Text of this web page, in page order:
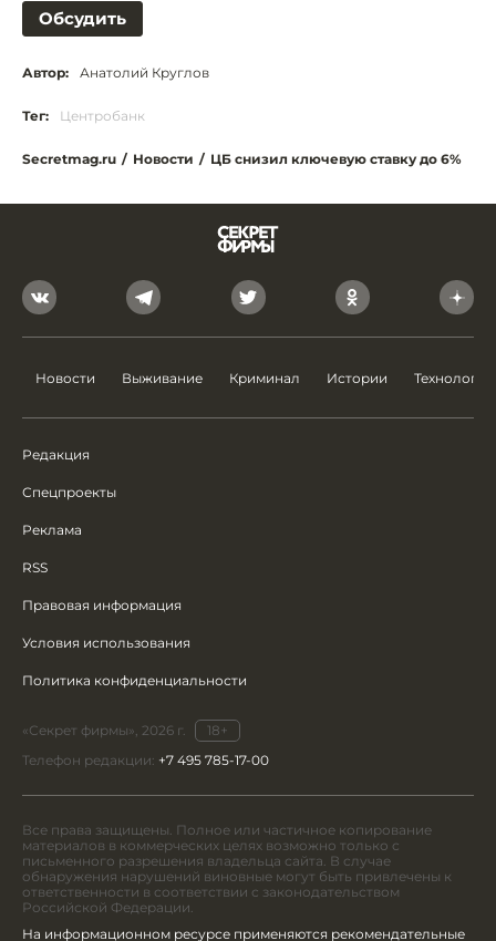
Обсудить
Автор: Анатолий Круглов
Тег: Центробанк
Secretmag.ru / Новости / ЦБ снизил ключевую ставку до 6%
Новости Выживание Криминал Истории Технологии
Редакция
Спецпроекты
Реклама
RSS
Правовая информация
Условия использования
Политика конфиденциальности
«Секрет фирмы», 2026 г.
18+
Телефон редакции: +7 495 785-17-00
Все права защищены. Полное или частичное копирование
материалов в коммерческих целях возможно только с
письменного разрешения владельца сайта. В случае
обнаружения нарушений виновные могут быть привлечены к
ответственности в соответствии с законодательством
Российской Федерации.
На информационном ресурсе применяются рекомендательные